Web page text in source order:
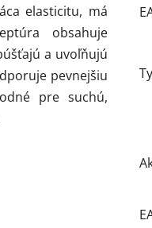
elasticitu, má
obsahuje
a uvoľňujú
pevnejšiu
pre suchú,